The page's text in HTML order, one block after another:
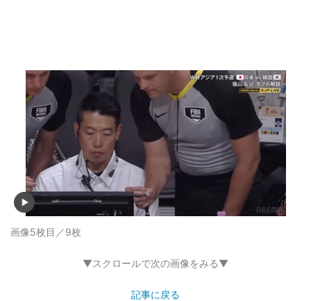
画像5枚目／9枚
▼スクロールで次の画像をみる▼
記事に戻る